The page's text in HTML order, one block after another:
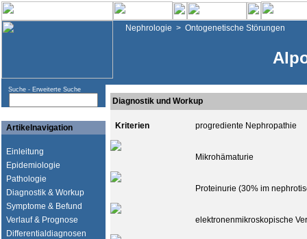
Nephrologie > Ontogenetische Störungen
Suche - Erweiterte Suche
Artikelnavigation
Einleitung
Epidemiologie
Pathologie
Diagnostik & Workup
Symptome & Befund
Verlauf & Prognose
Differentialdiagnosen
Diagnostik und Workup
Kriterien progrediente Nephropathie
Mikrohämaturie
Proteinurie (30% im
elektronenmikroskopische